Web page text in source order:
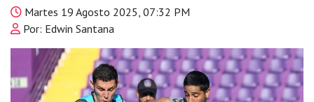
Martes 19 Agosto 2025, 07:32 PM
Por: Edwin Santana